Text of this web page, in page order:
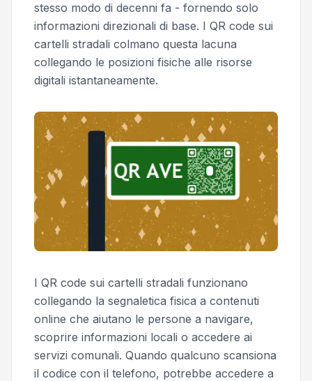
stesso modo di decenni fa - fornendo solo
informazioni direzionali di base. I QR code sui
cartelli stradali colmano questa lacuna
collegando le posizioni fisiche alle risorse
digitali istantaneamente.
I QR code sui cartelli stradali funzionano
collegando la segnaletica fisica a contenuti
online che aiutano le persone a navigare,
scoprire informazioni locali o accedere ai
servizi comunali. Quando qualcuno scansiona
il codice con il telefono, potrebbe accedere a